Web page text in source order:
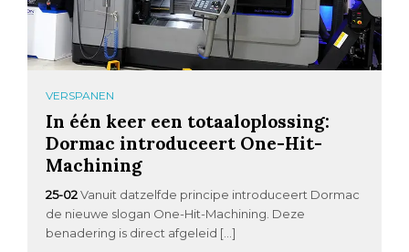
VERSPANEN
In één keer een totaaloplossing:
Dormac introduceert One-Hit-
Machining
25-02 Vanuit datzelfde principe introduceert Dormac
de nieuwe slogan One-Hit-Machining. Deze
benadering is direct afgeleid […]